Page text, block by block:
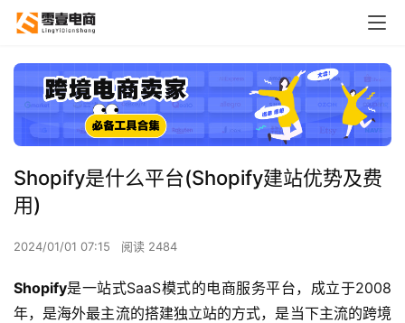
Shopify是什么平台(Shopify建站优势及费
用)
2024/01/01 07:15 阅读 2484
Shopify是一站式SaaS模式的电商服务平台，成立于2008
年，是海外最主流的搭建独立站的方式，是当下主流的跨境